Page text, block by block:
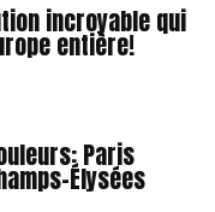
incroyable qui
entière!
Paris
Élysées